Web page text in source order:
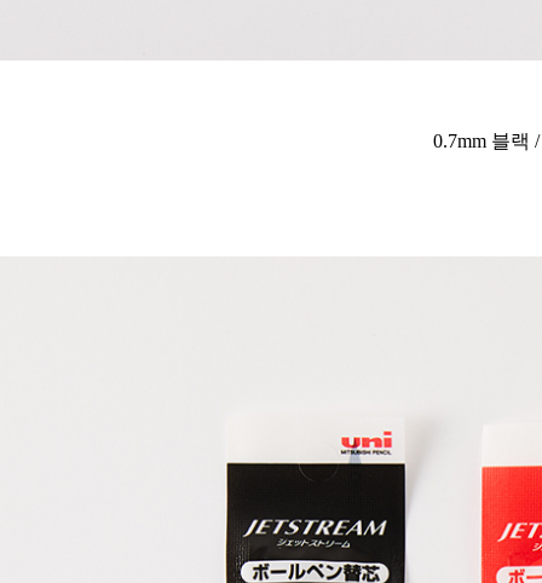
0.7mm 블랙